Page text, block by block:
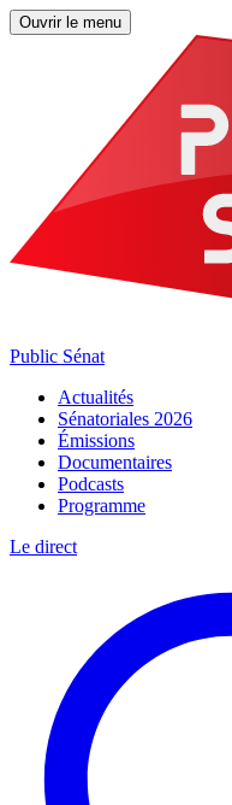
Ouvrir le menu
Public Sénat
Actualités
Sénatoriales 2026
Émissions
Documentaires
Podcasts
Programme
Le direct